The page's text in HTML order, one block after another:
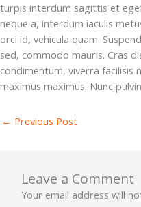
turpis interdum sagittis et
neque a, interdum iaculis
orci id, vehicula quam.
sed, commodo mauris. Cras
condimentum, viverra facilisis
maximus maximus. Nunc
← Previous Post
Leave a Comment
Your email address will